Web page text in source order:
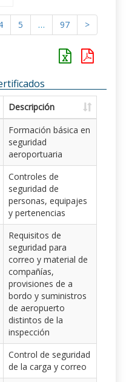
5 … 97 >
Descripción
Formación básica en
seguridad
aeroportuaria
Controles de
seguridad de
personas, equipajes
y pertenencias
Requisitos de
seguridad para
correo y material de
compañías,
provisiones de a
bordo y suministros
de aeropuerto
distintos de la
inspección
Control de seguridad
de la carga y correo